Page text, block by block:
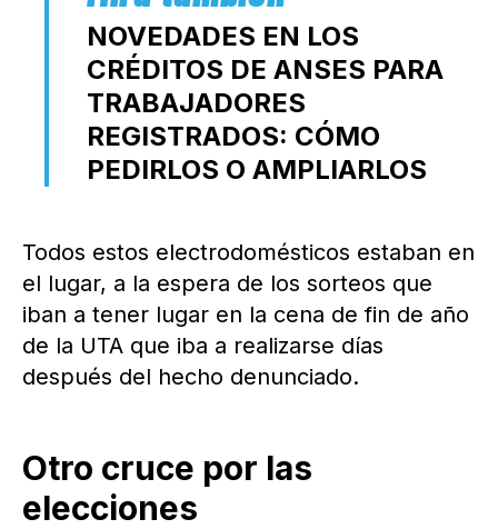
NOVEDADES EN LOS
CRÉDITOS DE ANSES PARA
TRABAJADORES
REGISTRADOS: CÓMO
PEDIRLOS O AMPLIARLOS
Todos estos electrodomésticos estaban en
el lugar, a la espera de los sorteos que
iban a tener lugar en la cena de fin de año
de la UTA que iba a realizarse días
después del hecho denunciado.
Otro cruce por las
elecciones